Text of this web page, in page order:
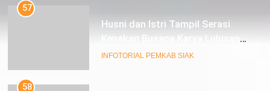
57
Husni dan Istri Tampil Serasi
SMK Pariwisata Siak, di Lancang
INFOTORIAL PEMKAB SIAK
58